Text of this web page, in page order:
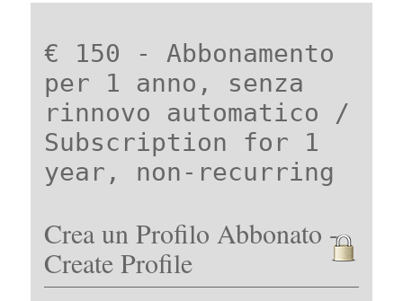
€ 150 - Abbonamento
per 1 anno, senza
rinnovo automatico /
Subscription for 1
year, non-recurring
Crea un Profilo Abbonato -
Create Profile